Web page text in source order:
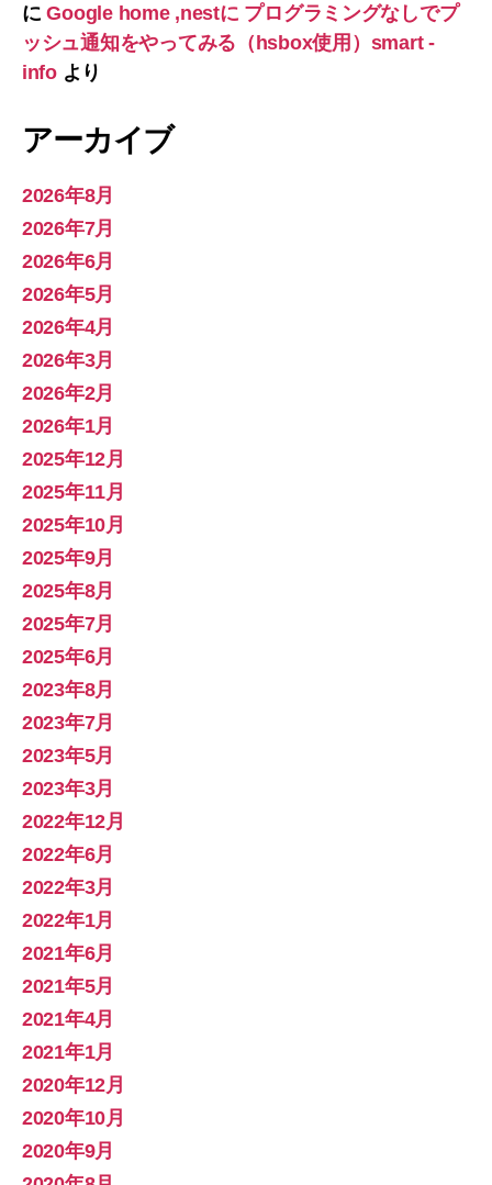
にGoogle home ,nestに プログラミングなしでプ
ッシュ通知をやってみる（hsbox使用）smart -
infoより
アーカイブ
2026年8月
2026年7月
2026年6月
2026年5月
2026年4月
2026年3月
2026年2月
2026年1月
2025年12月
2025年11月
2025年10月
2025年9月
2025年8月
2025年7月
2025年6月
2023年8月
2023年7月
2023年5月
2023年3月
2022年12月
2022年6月
2022年3月
2022年1月
2021年6月
2021年5月
2021年4月
2021年1月
2020年12月
2020年10月
2020年9月